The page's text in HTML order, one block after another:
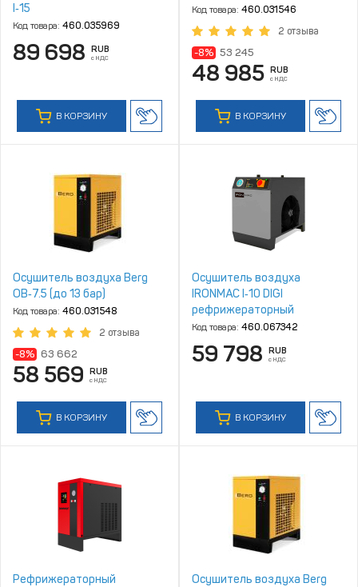
I‑15
Код товара: 460.035969
89 698 RUB
с НДС
В КОРЗИНУ
Код товара: 460.031546
2 отзыва
-8% 53 245
48 985 RUB
с НДС
В КОРЗИНУ
Осушитель воздуха Berg
ОВ‑7.5 (до 13 бар)
Код товара: 460.031548
2 отзыва
-8% 63 662
58 569 RUB
с НДС
В КОРЗИНУ
Осушитель воздуха
IRONMAC I‑10 DIGI
рефрижераторный
Код товара: 460.067342
59 798 RUB
с НДС
В КОРЗИНУ
Рефрижераторный
Осушитель воздуха Berg